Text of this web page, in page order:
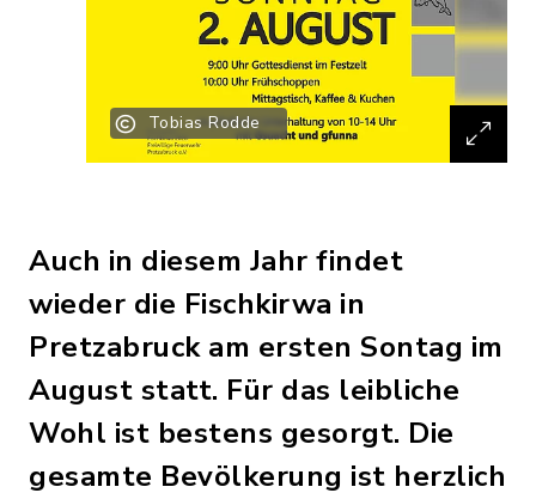
Tobias Rodde
Auch in diesem Jahr findet
wieder die Fischkirwa in
Pretzabruck am ersten Sontag im
August statt. Für das leibliche
Wohl ist bestens gesorgt. Die
gesamte Bevölkerung ist herzlich